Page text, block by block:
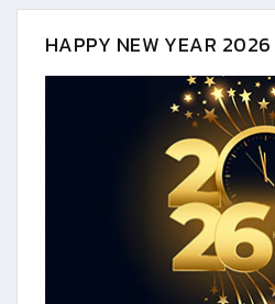
HAPPY NEW YEAR 2026